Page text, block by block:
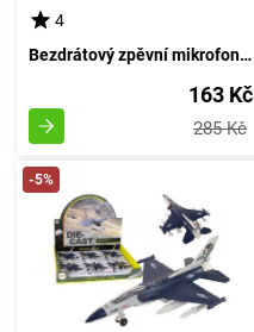
4
Bezdrátový zpěvní mikrofon stříbrné barvy
163 Kč
285 Kč
-5%